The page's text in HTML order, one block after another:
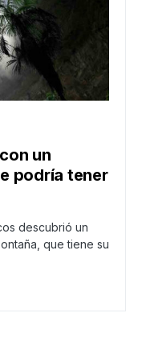
un
podría tener
descubrió un
que tiene su